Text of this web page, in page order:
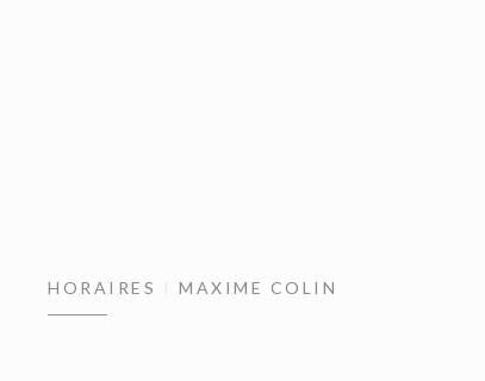
HORAIRES MAXIME COLIN